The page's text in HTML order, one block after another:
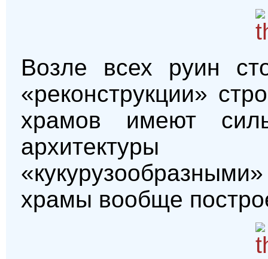
Возле всех руин
«реконструкции»
храмов имеют
храмы вообще